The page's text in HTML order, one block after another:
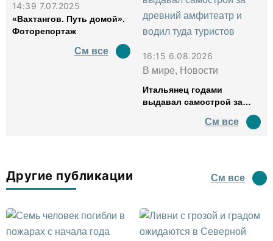
14:39 7.07.2025
«Вахтангов. Путь домой».
Фоторепортаж
См все
16:15 6.08.2026
В мире, Новости
Итальянец годами
выдавал самострой за
водил туда туристов
См все
Другие публикации См все